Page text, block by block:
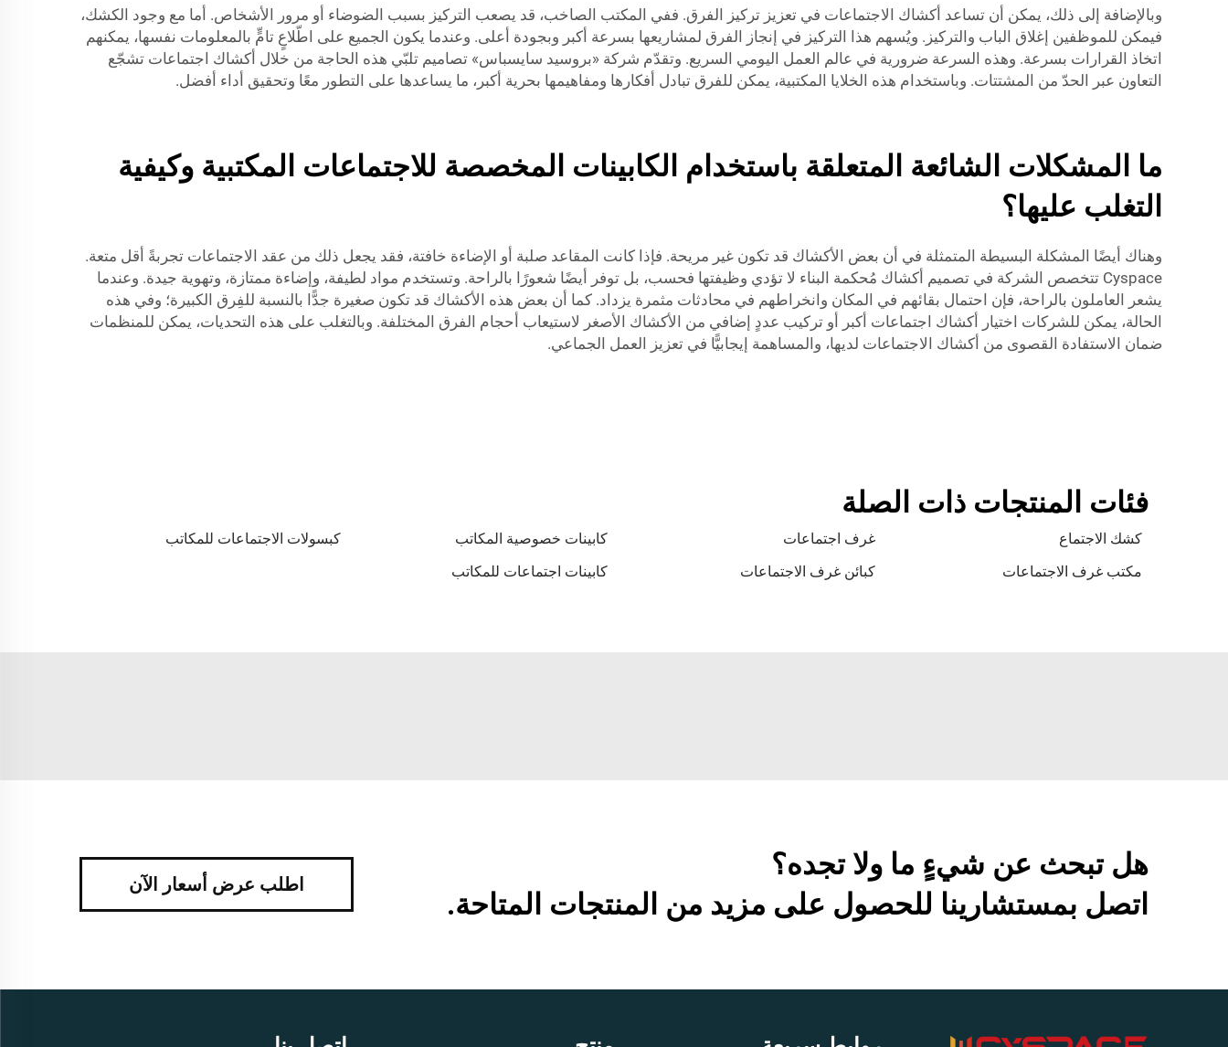
وبالإضافة إلى ذلك، يمكن أن تساعد أكشاك الاجتماعات في تعزيز تركيز الفرق. ففي المكتب الصاخب، قد يصعب التركيز بسبب الضوضاء أو مرور الأشخاص. أما مع وجود الكشك،
فيمكن للموظفين إغلاق الباب والتركيز. ويُسهم هذا التركيز في إنجاز الفرق لمشاريعها بسرعة أكبر وبجودة أعلى. وعندما يكون الجميع على اطّلاعٍ تامٍّ بالمعلومات نفسها، يمكنهم
اتخاذ القرارات بسرعة. وهذه السرعة ضرورية في عالم العمل اليومي السريع. وتقدّم شركة «بروسيد سايسباس» تصاميم تلبّي هذه الحاجة من خلال أكشاك اجتماعات تشجّع
التعاون عبر الحدّ من المشتتات. وباستخدام هذه الخلايا المكتبية، يمكن للفرق تبادل أفكارها ومفاهيمها بحرية أكبر، ما يساعدها على التطور معًا وتحقيق أداء أفضل.
ما المشكلات الشائعة المتعلقة باستخدام الكابينات المخصصة للاجتماعات المكتبية وكيفية
التغلب عليها؟
وهناك أيضًا المشكلة البسيطة المتمثلة في أن بعض الأكشاك قد تكون غير مريحة. فإذا كانت المقاعد صلبة أو الإضاءة خافتة، فقد يجعل ذلك من عقد الاجتماعات تجربةً أقل متعة.
Cyspace تتخصص الشركة في تصميم أكشاك مُحكمة البناء لا تؤدي وظيفتها فحسب، بل توفر أيضًا شعورًا بالراحة. وتستخدم مواد لطيفة، وإضاءة ممتازة، وتهوية جيدة. وعندما
يشعر العاملون بالراحة، فإن احتمال بقائهم في المكان وانخراطهم في محادثات مثمرة يزداد. كما أن بعض هذه الأكشاك قد تكون صغيرة جدًّا بالنسبة للفِرق الكبيرة؛ وفي هذه
الحالة، يمكن للشركات اختيار أكشاك اجتماعات أكبر أو تركيب عددٍ إضافي من الأكشاك الأصغر لاستيعاب أحجام الفرق المختلفة. وبالتغلب على هذه التحديات، يمكن للمنظمات
ضمان الاستفادة القصوى من أكشاك الاجتماعات لديها، والمساهمة إيجابيًّا في تعزيز العمل الجماعي.
فئات المنتجات ذات الصلة
كشك الاجتماع غرف اجتماعات كابينات خصوصية المكاتب
كبسولات الاجتماعات للمكاتب
مكتب غرف الاجتماعات
كبائن غرف الاجتماعات كابينات اجتماعات للمكاتب
هل تبحث عن شيءٍ ما ولا تجده؟
اتصل بمستشارينا للحصول على مزيد من المنتجات المتاحة.
اطلب عرض أسعار الآن